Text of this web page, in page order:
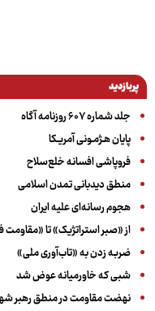
پربازدید
جلد شماره ۶۰۷ روزنامه آگاه
پایان هـژمـونی آمریـکا
فروپاشی افسانه خلع‌سلاح
منطق دیدبانی تمدن اسلامی
هجوم رسانه‌ای علیه ایران
از «صبر استراتژیک» تا «مقاومت
ضربه زدن به «تاب‌آوری ملی»
شبی که خاورمیانه عوض شد
نهضت مقاومت در منطق رهبر